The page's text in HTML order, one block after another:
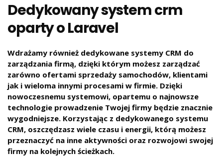
Dedykowany system crm
oparty o Laravel
Wdrażamy również dedykowane systemy CRM do
zarządzania firmą, dzięki którym możesz zarządzać
zarówno ofertami sprzedaży samochodów, klientami
jak i wieloma innymi procesami w firmie. Dzięki
nowoczesnemu systemowi, opartemu o najnowsze
technologie prowadzenie Twojej firmy będzie znacznie
wygodniejsze. Korzystając z dedykowanego systemu
CRM, oszczędzasz wiele czasu i energii, którą możesz
przeznaczyć na inne aktywności oraz rozwojowi swojej
firmy na kolejnych ścieżkach.